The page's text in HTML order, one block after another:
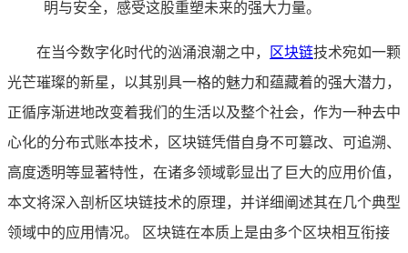
明与安全，感受这股重塑未来的强大力量。
在当今数字化时代的汹涌浪潮之中， 区块链技术宛如一颗
光芒璀璨的新星，以其别具一格的魅力和蕴藏着的强大潜力，
正循序渐进地改变着我们的生活以及整个社会，作为一种去中
心化的分布式账本技术，区块链凭借自身不可篡改、可追溯、
高度透明等显著特性，在诸多领域彰显出了巨大的应用价值，
本文将深入剖析区块链技术的原理，并详细阐述其在几个典型
领域中的应用情况。 区块链在本质上是由多个区块相互衔接